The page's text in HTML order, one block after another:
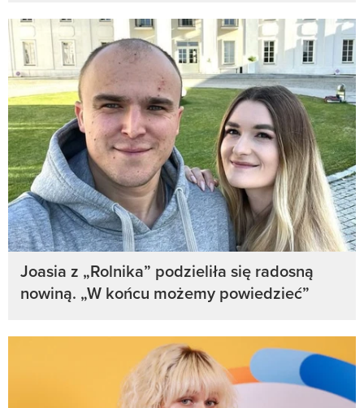
Joasia z „Rolnika” podzieliła się radosną
nowiną. „W końcu możemy powiedzieć”